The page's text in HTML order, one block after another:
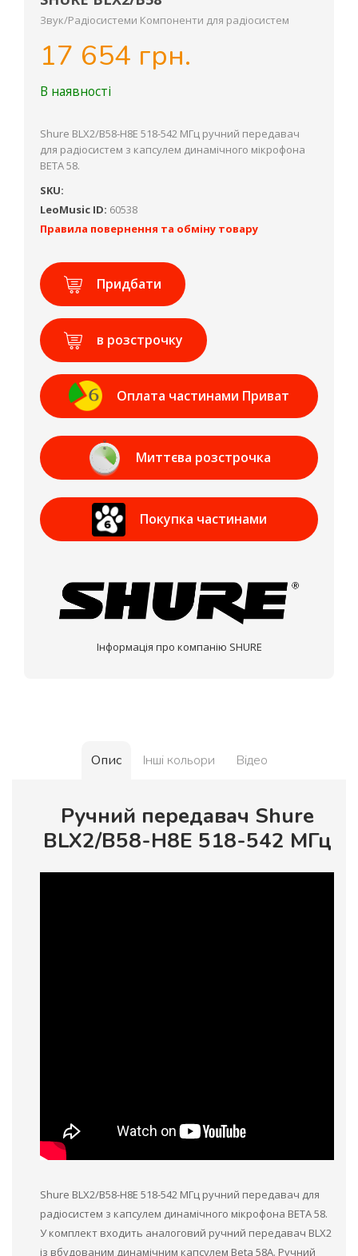
Звук/Радіосистеми Компоненти для радіосистем
17 654 грн.
В наявності
Shure BLX2/B58-H8E 518-542 МГц ручний передавач
для радіосистем з капсулем динамічного мікрофона
BETA 58.
SKU:
LeoMusic ID: 60538
Правила повернення та обміну товару
Придбати
в розстрочку
Оплата частинами Приват
Банк
Миттєва розстрочка
Приват Банк
Покупка частинами
Інформація про компанію SHURE
Опис Інші кольори Відео
Ручний передавач Shure
BLX2/B58-H8E 518-542 МГц
Shure BLX2/B58-H8E 518-542 МГц ручний передавач для
радіосистем з капсулем динамічного мікрофона BETA 58.
У комплект входить аналоговий ручний передавач BLX2
із вбудованим динамічним капсулем Beta 58A. Ручний